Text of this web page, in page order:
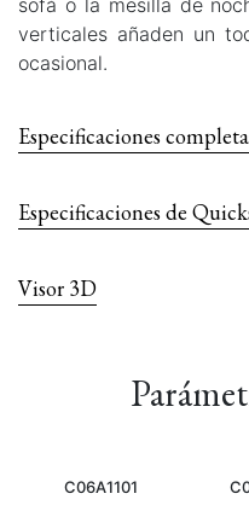
verticales añaden un
ocasional.
Especificaciones
Especificaciones de
Visor 3D
C06A1101